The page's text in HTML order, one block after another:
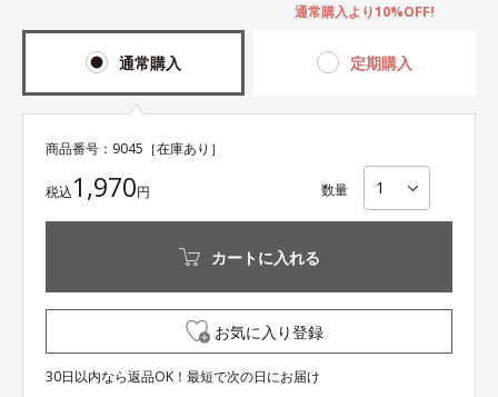
通常購入 定期購入
通常購入より10%OFF!
商品番号： 9045 ［在庫あり］
税込1,970円 数量
カートに入れる
お気に入り登録
30日以内なら返品OK！最短で次の日にお届け